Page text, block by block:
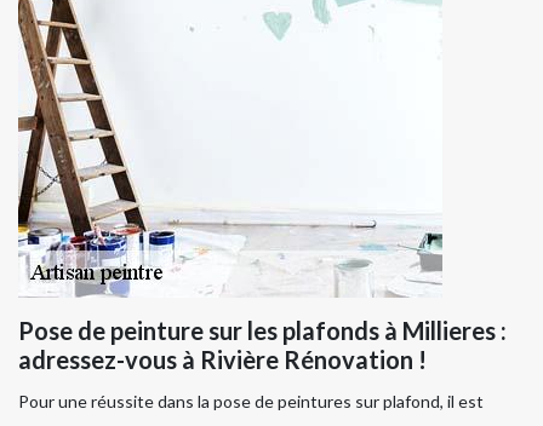
Pose de peinture sur les plafonds à Millieres :
adressez-vous à Rivière Rénovation !
Pour une réussite dans la pose de peintures sur plafond, il est